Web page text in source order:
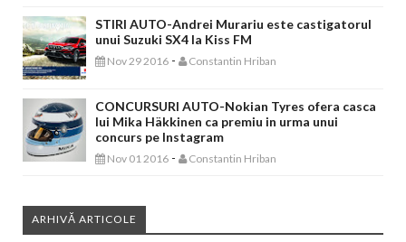
STIRI AUTO-Andrei Murariu este castigatorul
unui Suzuki SX4 la Kiss FM
Nov 29 2016 - Constantin Hriban
CONCURSURI AUTO-Nokian Tyres ofera casca
lui Mika Häkkinen ca premiu in urma unui
concurs pe Instagram
Nov 01 2016 - Constantin Hriban
ARHIVĂ ARTICOLE